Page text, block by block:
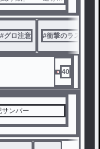
レター」。それは単
伝説ではなく、ほん
を殺す手紙だった。
たチェインレターに
々と犠牲者が現れる
な女子高生・菊田千
一の問題児・篠原夏
連鎖を食い止めるた
る。しかし、やがて
くのだった……。
#グロ注意 #衝撃のラスト
40
ンパー